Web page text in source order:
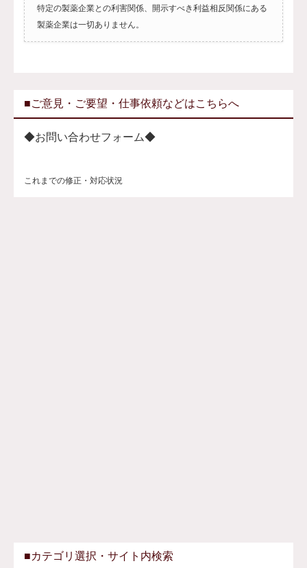
特定の製薬企業との利害関係、開示すべき利益相反関係にある
製薬企業は一切ありません。
■ご意見・ご要望・仕事依頼などはこちらへ
◆お問い合わせフォーム◆
これまでの修正・対応状況
■カテゴリ選択・サイト内検索